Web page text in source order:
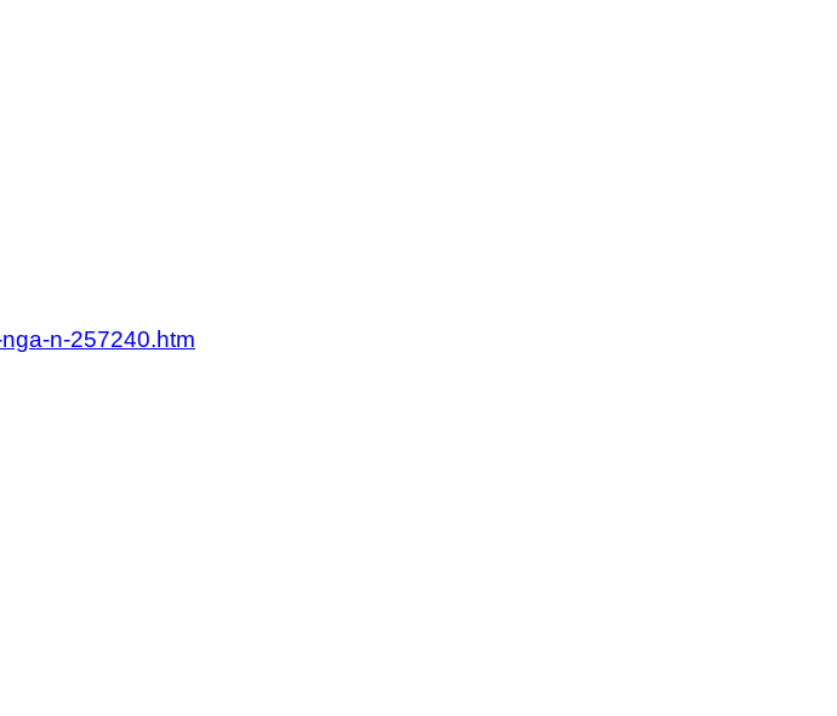
n-257240.htm